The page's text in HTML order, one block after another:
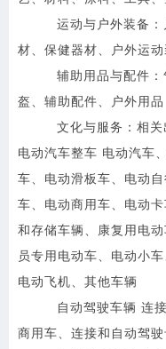
运动与户外装备
材、保健器材、户外运
辅助用品与配件
盔、辅助配件、户外用品
文化与服务：相
电动汽车整车 电动汽车
车、电动滑板车、电动
车、电动商用车、电动
和存储车辆、康复用电
员专用电动车、电动小
电动飞机、其他车辆
自动驾驶车辆 连
商用车、连接和自动驾